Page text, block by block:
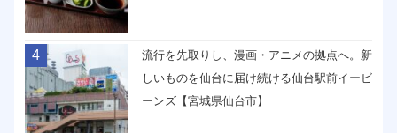
4
流行を先取りし、漫画・アニメの拠点へ。新
しいものを仙台に届け続ける仙台駅前イービ
ーンズ【宮城県仙台市】